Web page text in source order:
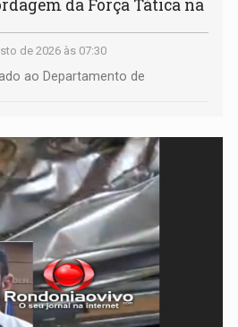
da Força Tática na
de 2026 às 07:30
ao Departamento de